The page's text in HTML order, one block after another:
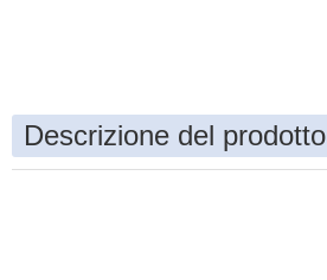
Descrizione del prodotto